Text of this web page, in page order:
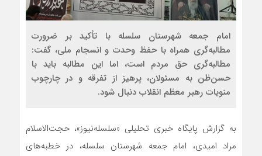
امام جمعه شهرستان سلسله با تأکید بر ضرورت
مطالبه‌گری همراه با حفظ وحدت و انسجام ملی، گفت:
مطالبه‌گری حق مردم است، اما این مطالبه باید با
حسن‌ظن به مسئولان، پرهیز از تفرقه و در چارچوب
منویات رهبر معظم انقلاب دنبال شود.
به گزارش پایگاه خبری تحلیلی «سلسله‌نیوز»، حجت‌الاسلام
مراد امیدی، امام جمعه شهرستان سلسله، در خطبه‌های